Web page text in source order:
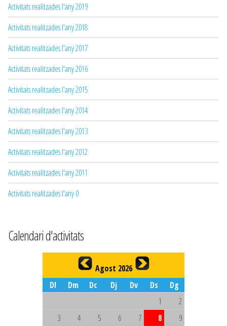
Activitats realitzades l'any 2019
Activitats realitzades l'any 2018
Activitats realitzades l'any 2017
Activitats realitzades l'any 2016
Activitats realitzades l'any 2015
Activitats realitzades l'any 2014
Activitats realitzades l'any 2013
Activitats realitzades l'any 2012
Activitats realitzades l'any 2011
Activitats realitzades l'any 0
Calendari d'activitats
Agost 2026
Dl
Dm Dc Dj Dv Ds
Dg
1
2
3
4 5 6 7 8
9